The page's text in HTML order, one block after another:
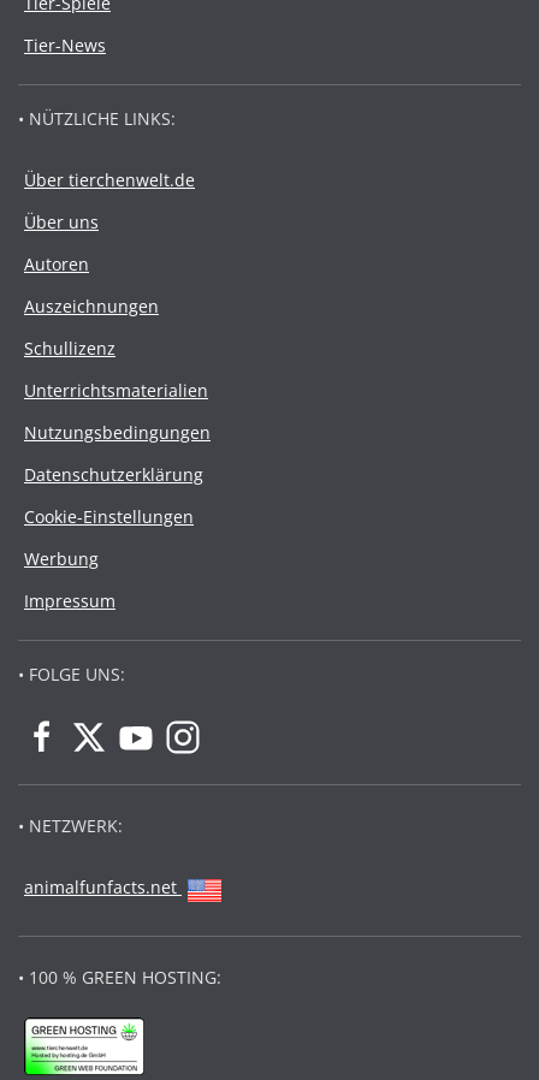
Tier-News
• NÜTZLICHE LINKS:
Über tierchenwelt.de
Über uns
Autoren
Auszeichnungen
Schullizenz
Unterrichtsmaterialien
Nutzungsbedingungen
Datenschutzerklärung
Cookie-Einstellungen
Werbung
Impressum
• FOLGE UNS:
• NETZWERK:
animalfunfacts.net
• 100 % GREEN HOSTING: